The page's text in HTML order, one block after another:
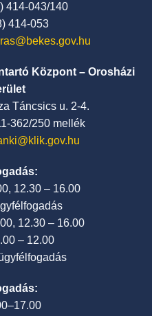
414-043/140
414-053
Központ – Orosházi
Táncsics u. 2-4.
362/250 mellék
12.30 – 16.00
12.30 – 16.00
– 12.00